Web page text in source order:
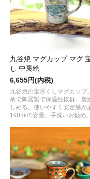
九谷焼 マグカップ マグ
し 中裏絵
6,655円(内税)
九谷焼の宝尽くしマグカップ
柄で陶器製で保温性抜群。裏
しめる。使いやすく安定感が
190mlの容量。手洗いお勧め。